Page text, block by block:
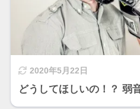
2020年5月22日
どうしてほしいの！？ 弱